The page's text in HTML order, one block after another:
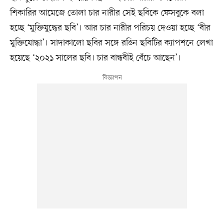
শিকারির আমেজে তোলা চার নারীর সেই ছবিকে ফেসবুকে বলা
হচ্ছে ‘মুক্তিযুদ্ধের ছবি’। আর চার নারীর পরিচয় দেওয়া হচ্ছে ‘বীর
মুক্তিযোদ্ধা’। সাদাকালো ছবির সঙ্গে রঙিন ছবিটির ক্যাপশনে লেখা
হয়েছে ‘২০২১ সালের ছবি। চার বান্ধবীই বেঁচে আছেন’।